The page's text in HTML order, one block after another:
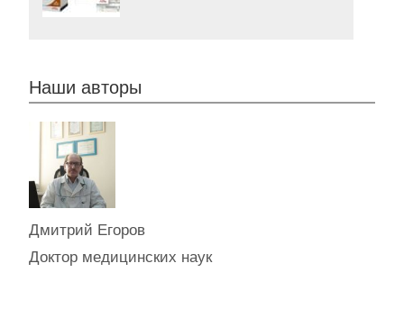
Наши авторы
Дмитрий Егоров
Доктор медицинских наук